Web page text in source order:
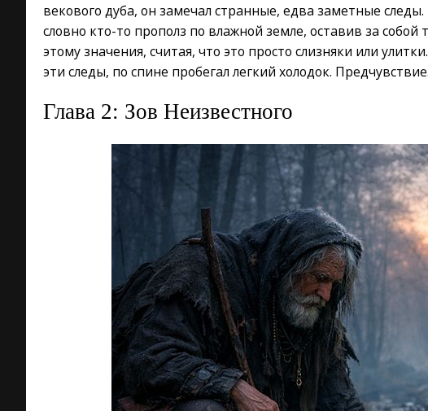
векового дуба, он замечал странные, едва заметные
словно кто-то прополз по влажной земле, оставив за собой
этому значения, считая, что это просто слизняки или
эти следы, по спине пробегал легкий холодок.
Глава 2: Зов Неизвестного